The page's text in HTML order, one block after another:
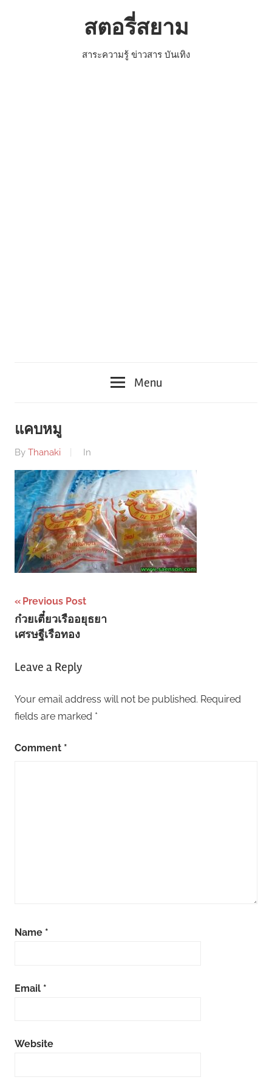
สตอรี่สยาม
สาระความรู้ ข่าวสาร บันเทิง
Menu
แคบหมู
By Thanaki In
Post
navigation
Previous Post
ก๋วยเตี๋ยวเรืออยุธยา
เศรษฐีเรือทอง
Leave a Reply
Your email address will not be published. Required
fields are marked *
Comment *
Name *
Email *
Website